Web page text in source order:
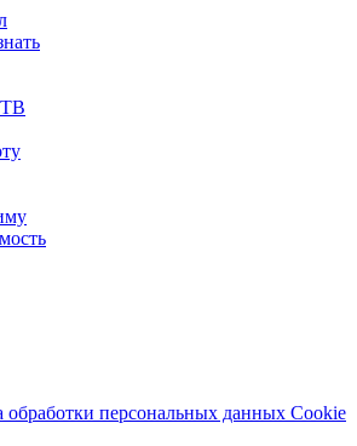
обработки персональных данных Cookie